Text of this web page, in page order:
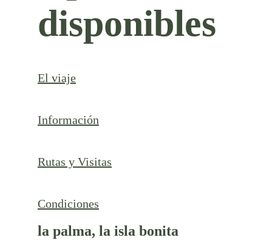
disponibles
El viaje
Información
Rutas y Visitas
Condiciones
la palma, la isla bonita